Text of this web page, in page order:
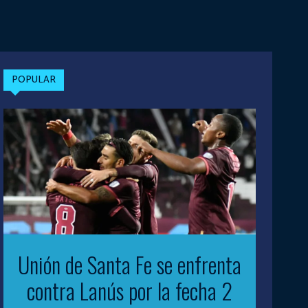
POPULAR
Unión de Santa Fe se enfrenta
contra Lanús por la fecha 2